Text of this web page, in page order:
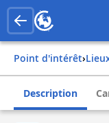
Point d'intérêt›
Description